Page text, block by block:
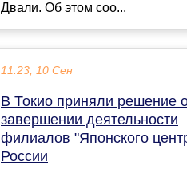
Двали. Об этом соо...
11:23, 10 Сен
В Токио приняли решение
завершении деятельности
филиалов "Японского
России